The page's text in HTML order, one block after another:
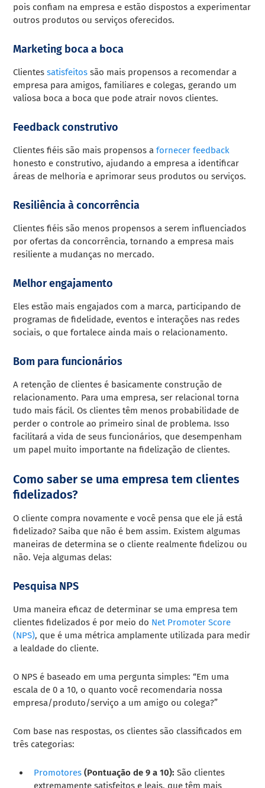
pois confiam na empresa e estão dispostos a experimentar
outros produtos ou serviços oferecidos.
Marketing boca a boca
Clientessatisfeitossão mais propensos a recomendar a
empresa para amigos, familiares e colegas, gerando um
valiosa boca a boca que pode atrair novos clientes.
Feedback construtivo
Clientes fiéis são mais propensos a fornecer feedback
honesto e construtivo, ajudando a empresa a identificar
áreas de melhoria e aprimorar seus produtos ou serviços.
Resiliência à concorrência
Clientes fiéis são menos propensos a serem influenciados
por ofertas da concorrência, tornando a empresa mais
resiliente a mudanças no mercado.
Melhor engajamento
Eles estão mais engajados com a marca, participando de
programas de fidelidade, eventos e interações nas redes
sociais, o que fortalece ainda mais o relacionamento.
Bom para funcionários
A retenção de clientes é basicamente construção de
relacionamento. Para uma empresa, ser relacional torna
tudo mais fácil. Os clientes têm menos probabilidade de
perder o controle ao primeiro sinal de problema. Isso
facilitará a vida de seus funcionários, que desempenham
um papel muito importante na fidelização de clientes.
Como saber se uma empresa tem clientes
fidelizados?
O cliente compra novamente e você pensa que ele já está
fidelizado? Saiba que não é bem assim. Existem algumas
maneiras de determina se o cliente realmente fidelizou ou
não. Veja algumas delas:
Pesquisa NPS
Uma maneira eficaz de determinar se uma empresa tem
clientes fidelizados é por meio do Net Promoter Score
(NPS), que é uma métrica amplamente utilizada para medir
a lealdade do cliente.
O NPS é baseado em uma pergunta simples: “Em uma
escala de 0 a 10, o quanto você recomendaria nossa
empresa/produto/serviço a um amigo ou colega?”
Com base nas respostas, os clientes são classificados em
três categorias:
Promotores (Pontuação de 9 a 10):São clientes
extremamente satisfeitos e leais, que têm mais